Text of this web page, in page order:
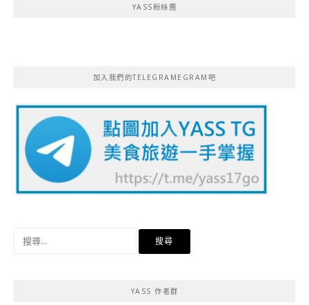
YASS粉絲團
加入我們的TELEGRAMEGRAM吧
YASS 作者群